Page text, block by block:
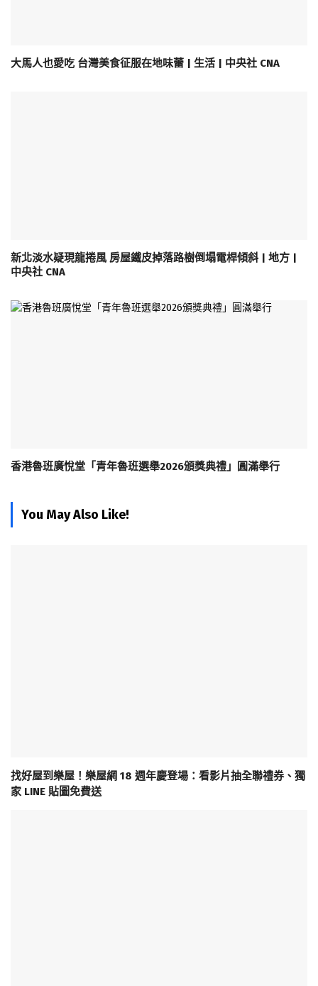
大馬人也愛吃 台灣美食征服在地味蕾 | 生活 | 中央社 CNA
新北淡水疑現龍捲風 房屋鐵皮掉落路樹倒塌電桿傾斜 | 地方 |
中央社 CNA
香港魯班廣悅堂「青年魯班選舉2026頒獎典禮」圓滿舉行
You May Also Like!
找好屋到樂屋！樂屋網 18 週年慶登場：看影片抽全聯禮券、獨
家 LINE 貼圖免費送